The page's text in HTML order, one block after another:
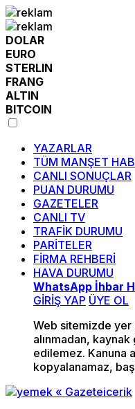
DOLAR
EURO
STERLIN
FRANG
ALTIN
BITCOIN
YAZARLAR
TÜM MANŞET
CANLI SONUÇLAR
PUAN DURUMU
GAZETELER
CANLI TV
TRAFİK DURUMU
PARİTELER
FİRMA REHBERİ
HAVA DURUMU
WhatsApp İhbar
GİRİŞ YAP ÜYE OL
Web sitemizde
alınmadan,
edilemez. Kanuna
kopyalanamaz,